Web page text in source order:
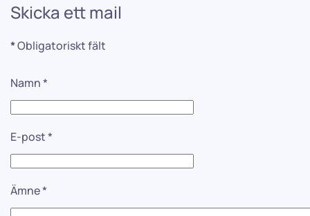
Skicka ett mail
*Obligatoriskt fält
Namn*
E-post*
Ämne*